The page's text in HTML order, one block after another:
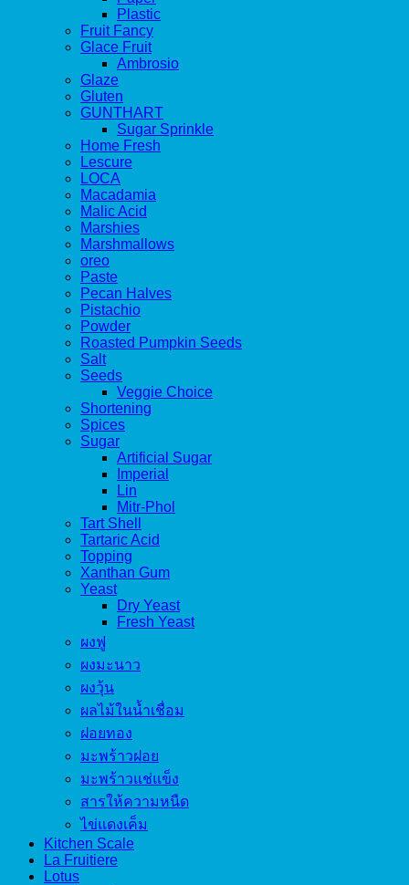
Plastic
Fruit Fancy
Glace Fruit
Ambrosio
Glaze
Gluten
GUNTHART
Sugar Sprinkle
Home Fresh
Lescure
LOCA
Macadamia
Malic Acid
Marshies
Marshmallows
oreo
Paste
Pecan Halves
Pistachio
Powder
Roasted Pumpkin Seeds
Salt
Seeds
Veggie Choice
Shortening
Spices
Sugar
Artificial Sugar
Imperial
Lin
Mitr-Phol
Tart Shell
Tartaric Acid
Topping
Xanthan Gum
Yeast
Dry Yeast
Fresh Yeast
ผงฟู
ผงมะนาว
ผงวุ้น
ผลไม้ในน้ำเชื่อม
ฝอยทอง
มะพร้าวฝอย
มะพร้าวแช่แข็ง
สารให้ความหนืด
ไข่แดงเค็ม
Kitchen Scale
La Fruitiere
Lotus